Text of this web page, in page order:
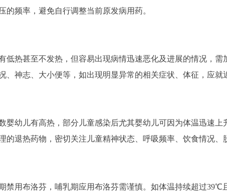
频率，避免自行调整当前原发病用药。
热甚至不发热，但容易出现病情迅速恶化及进展的情况，需
神志、大小便等，如出现明显异常的相关症状、体征，应就
幼儿有高热，部分儿童感染后尤其婴幼儿可因为体温迅速上
的退热药物，密切关注儿童精神状态、呼吸频率、饮食情况、
用布洛芬，哺乳期应用布洛芬需谨慎。如体温持续超过39℃